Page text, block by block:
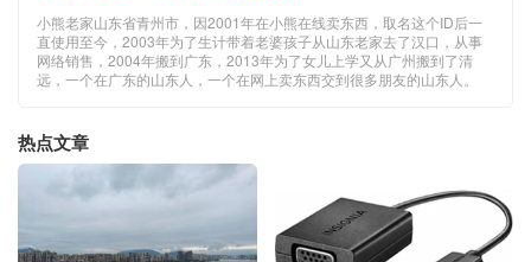
小熊老家山东省青州市，因2001年在小熊在线卖东西，取名这个ID后一
直使用至今，2003年为了生计带着老婆孩子从山东老家去了汉口，从事
网络销售，2004年搬到广东，2013年为了女儿上学又从广州搬到了清
远，一个在广东的山东人，一个在网上卖东西交到很多朋友的山东人。
热点文章